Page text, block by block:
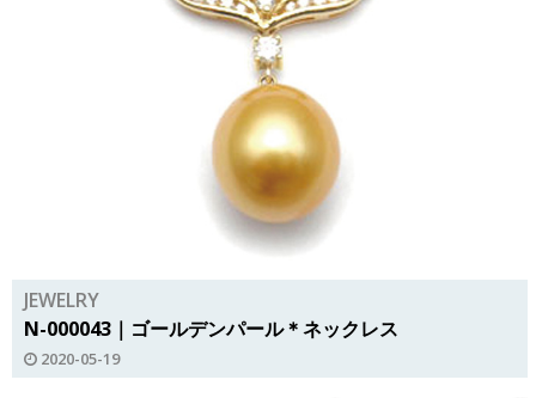
JEWELRY
N-000043｜ゴールデンパール＊ネックレス
2020-05-19